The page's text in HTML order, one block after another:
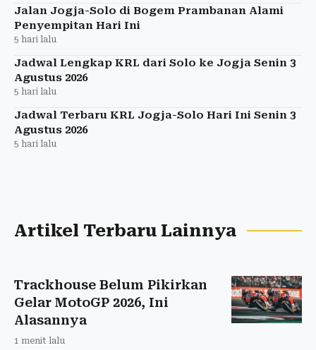
Jalan Jogja-Solo di Bogem Prambanan Alami
Penyempitan Hari Ini
5 hari lalu
Jadwal Lengkap KRL dari Solo ke Jogja Senin 3
Agustus 2026
5 hari lalu
Jadwal Terbaru KRL Jogja-Solo Hari Ini Senin 3
Agustus 2026
5 hari lalu
Artikel Terbaru Lainnya
Trackhouse Belum Pikirkan
Gelar MotoGP 2026, Ini
Alasannya
1 menit lalu